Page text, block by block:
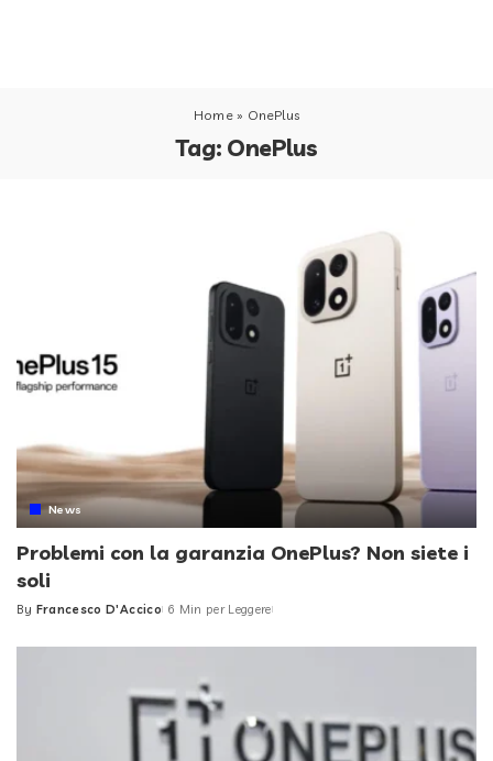
Home» OnePlus
Tag: OnePlus
News
Problemi con la garanzia OnePlus? Non siete i
soli
Posted
By Francesco D'Accico 6 Min per Leggere